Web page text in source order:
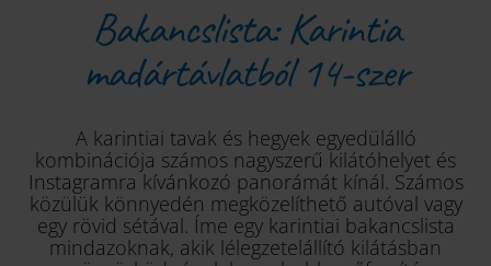
Bakancslista: Karintia
madártávlatból 14-szer
A karintiai tavak és hegyek egyedülálló
kombinációja számos nagyszerű kilátóhelyet és
Instagramra kívánkozó panorámát kínál. Számos
közülük könnyedén megközelíthető autóval vagy
egy rövid sétával. Íme egy karintiai bakancslista
mindazoknak, akik lélegzetelállító kilátásban